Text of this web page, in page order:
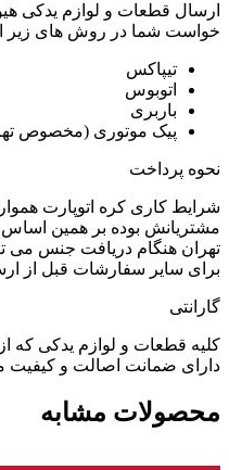
ارسال قطعات و لوازم یدکی
خواست شما در روش های زیر
تیپاکس
اتوبوس
باربری
پیک موتوری (مخصوص
نحوه پرداخت
شرایط کاری کره اتوپارت
مشتریانش بوده بر همین
تهران هنگام دریافت جنس می
برای سایر سفارشات قبل از
گارانتی
کلیه قطعات و لوازم یدکی که
دارای ضمانت اصالت و کیفیت
محصولات مشابه